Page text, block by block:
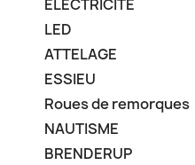
ELECTRICITE
LED
ATTELAGE
ESSIEU
Roues de remorques
NAUTISME
BRENDERUP